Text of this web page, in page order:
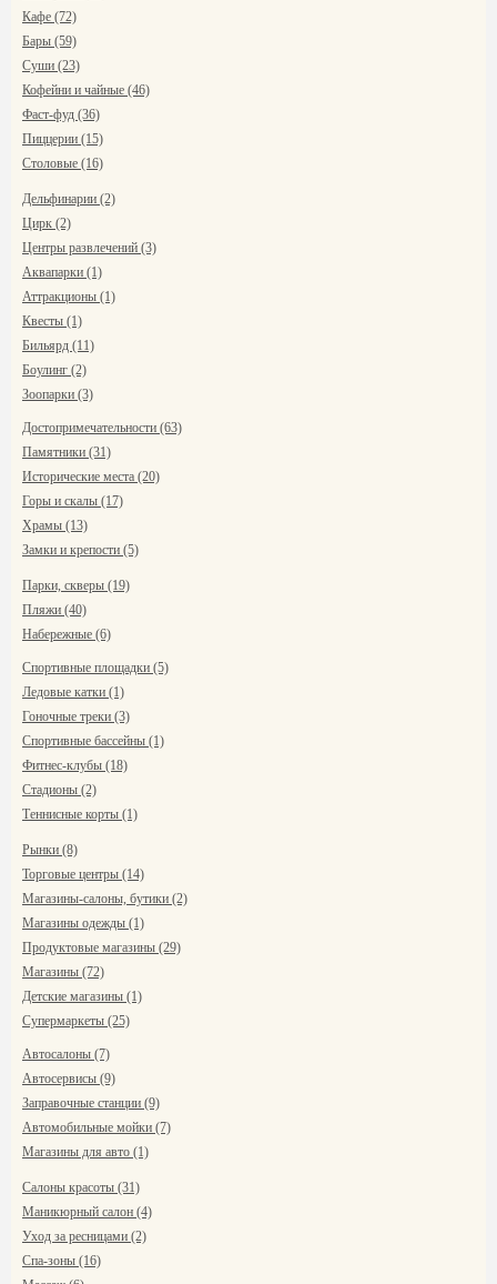
Кафе (72)
Бары (59)
Суши (23)
Кофейни и чайные (46)
Фаст-фуд (36)
Пиццерии (15)
Столовые (16)
Дельфинарии (2)
Цирк (2)
Центры развлечений (3)
Аквапарки (1)
Аттракционы (1)
Квесты (1)
Бильярд (11)
Боулинг (2)
Зоопарки (3)
Достопримечательности (63)
Памятники (31)
Исторические места (20)
Горы и скалы (17)
Храмы (13)
Замки и крепости (5)
Парки, скверы (19)
Пляжи (40)
Набережные (6)
Спортивные площадки (5)
Ледовые катки (1)
Гоночные треки (3)
Спортивные бассейны (1)
Фитнес-клубы (18)
Стадионы (2)
Теннисные корты (1)
Рынки (8)
Торговые центры (14)
Магазины-салоны, бутики (2)
Магазины одежды (1)
Продуктовые магазины (29)
Магазины (72)
Детские магазины (1)
Супермаркеты (25)
Автосалоны (7)
Автосервисы (9)
Заправочные станции (9)
Автомобильные мойки (7)
Магазины для авто (1)
Салоны красоты (31)
Маникюрный салон (4)
Уход за ресницами (2)
Спа-зоны (16)